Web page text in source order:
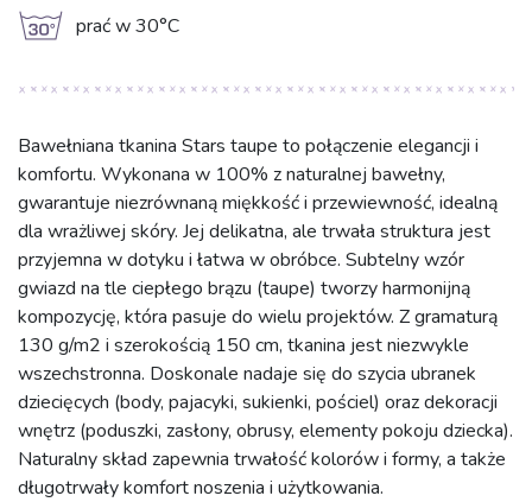
g prać w 30°C
Bawełniana tkanina Stars taupe to połączenie elegancji i
komfortu. Wykonana w 100% z naturalnej bawełny,
gwarantuje niezrównaną miękkość i przewiewność, idealną
dla wrażliwej skóry. Jej delikatna, ale trwała struktura jest
przyjemna w dotyku i łatwa w obróbce. Subtelny wzór
gwiazd na tle ciepłego brązu (taupe) tworzy harmonijną
kompozycję, która pasuje do wielu projektów. Z gramaturą
130 g/m2 i szerokością 150 cm, tkanina jest niezwykle
wszechstronna. Doskonale nadaje się do szycia ubranek
dziecięcych (body, pajacyki, sukienki, pościel) oraz dekoracji
wnętrz (poduszki, zasłony, obrusy, elementy pokoju dziecka).
Naturalny skład zapewnia trwałość kolorów i formy, a także
długotrwały komfort noszenia i użytkowania.